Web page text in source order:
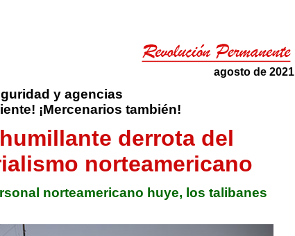
agosto de 2021
y agencias
¡Mercenarios también!
derrota del
norteamericano
norteamericano huye, los talibanes